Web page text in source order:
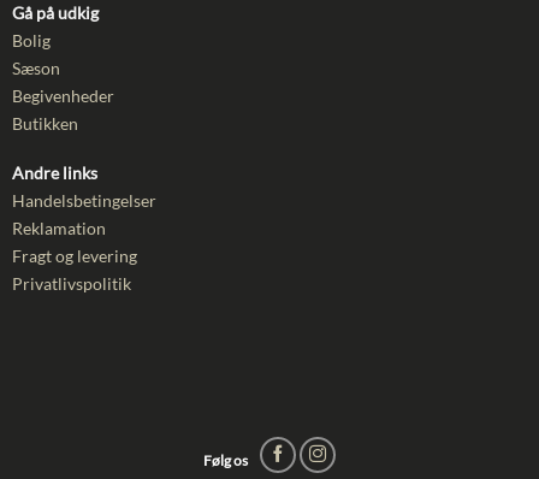
Gå på udkig
Bolig
Sæson
Begivenheder
Butikken
Andre links
Handelsbetingelser
Reklamation
Fragt og levering
Privatlivspolitik
Følg os